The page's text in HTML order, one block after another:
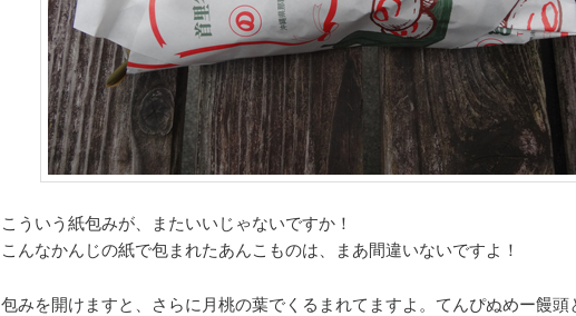
こういう紙包みが、またいいじゃないですか！
こんなかんじの紙で包まれたあんこものは、まあ間違いないですよ！
包みを開けますと、さらに月桃の葉でくるまれてますよ。てんぴぬめー饅頭